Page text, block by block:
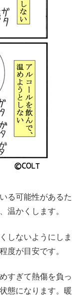
る可能性があるた
温かくします。
しないようにしま
度が目安です。
すぎて熱傷を負っ
態になります。暖